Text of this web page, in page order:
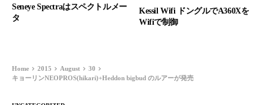
Seneye Spectraはスペクトルメー
タ
Kessil Wifi ドングルでA360Xを
Wifiで制御
Home 2015 August
30
キョーリンNEOPROS(hikari)+Heddon bigbud のルアーが発売